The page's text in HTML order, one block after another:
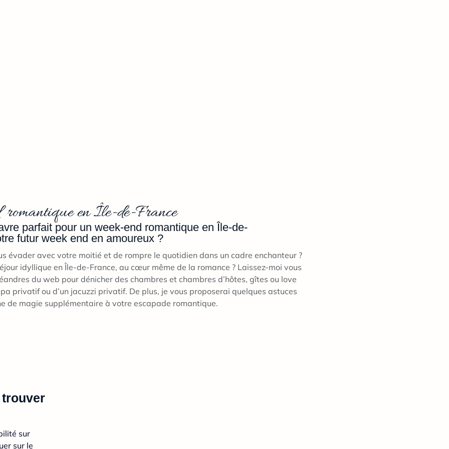
romantique en Île-de-France
parfait pour un week-end romantique en Île-de-
futur week end en amoureux ?
évader avec votre moitié et de rompre le quotidien dans un cadre enchanteur ?
idyllique en Île-de-France, au cœur même de la romance ? Laissez-moi vous
du web pour dénicher des chambres et chambres d’hôtes, gîtes ou love
privatif ou d’un jacuzzi privatif. De plus, je vous proposerai quelques astuces
de magie supplémentaire à votre escapade romantique.
trouver
sur
sur le